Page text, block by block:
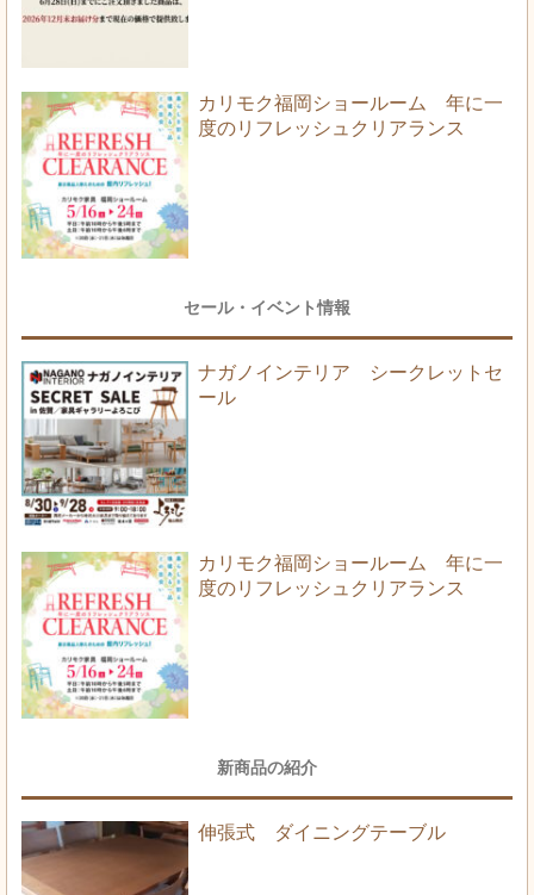
カリモク福岡ショールーム 年に一
度のリフレッシュクリアランス
セール・イベント情報
ナガノインテリア シークレットセ
ール
カリモク福岡ショールーム 年に一
度のリフレッシュクリアランス
新商品の紹介
伸張式 ダイニングテーブル